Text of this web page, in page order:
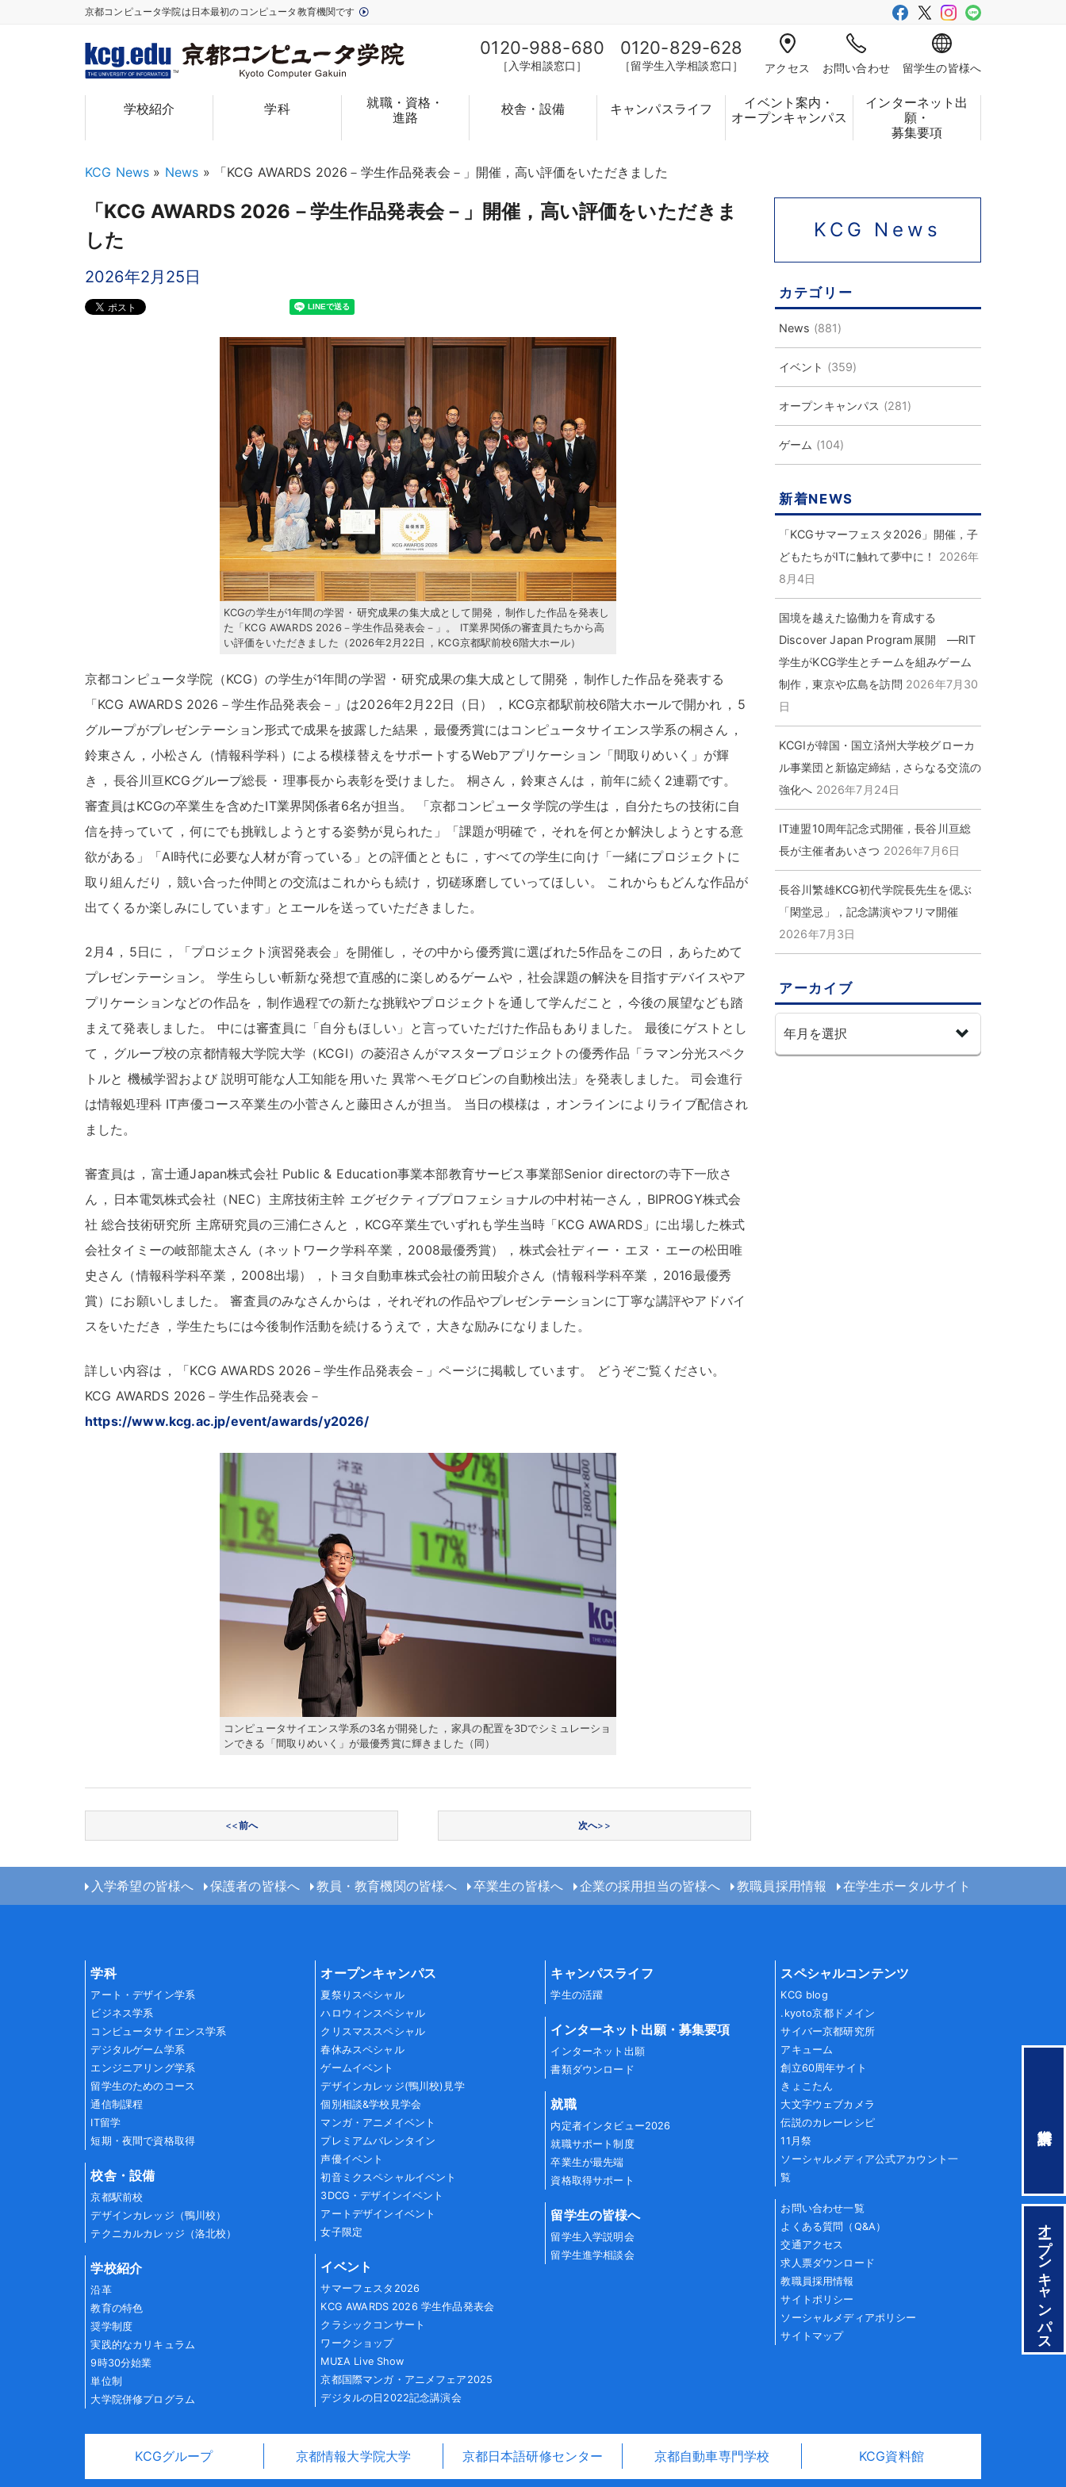
京都コンピュータ学院は日本最初のコンピュータ教育機関です
TM
0120-988-680
［入学相談窓口］
0120-829-628
［留学生入学相談窓口］ アクセス お問い合わせ 留学生の皆様へ
学校紹介 学科
就職・資格・
進路
校舎・設備 キャンパスライフ
イベント案内・
オープンキャンパス
インターネット出
願・
募集要項
KCG News » News » 「KCG AWARDS 2026－学生作品発表会－」開催，高い評価をいただきました
「KCG AWARDS 2026－学生作品発表会－」開催，高い評価をいただきま
した
2026年2月25日
KCGの学生が1年間の学習 ・ 研究成果の集大成として開発 ， 制作した作品を発表し
た「KCG AWARDS 2026－学生作品発表会－」 。
IT業界関係の審査員たちから高
い評価をいただきました（2026年2月22日
， KCG京都駅前校6階大ホール）
京都コンピュータ学院（KCG）の学生が1年間の学習 ・ 研究成果の集大成として開発 ， 制作した作品を発表する
「KCG AWARDS 2026－学生作品発表会－」は2026年2月22日（日）
， KCG京都駅前校6階大ホールで開かれ ， 5
グループがプレゼンテーション形式で成果を披露した結果 ， 最優秀賞にはコンピュータサイエンス学系の桐さん ，
鈴東さん ， 小松さん（情報科学科）による模様替えをサポートするWebアプリケーション「間取りめいく」が輝
き ， 長谷川亘KCGグループ総長 ・ 理事長から表彰を受けました 。 桐さん ， 鈴東さんは ， 前年に続く2連覇です。
審査員はKCGの卒業生を含めたIT業界関係者6名が担当 。 「京都コンピュータ学院の学生は ， 自分たちの技術に自
信を持っていて ， 何にでも挑戦しようとする姿勢が見られた」「課題が明確で ， それを何とか解決しようとする意
欲がある」「AI時代に必要な人材が育っている」との評価とともに ， すべての学生に向け「一緒にプロジェクトに
取り組んだり
， 競い合った仲間との交流はこれからも続け ， 切磋琢磨していってほしい 。
これからもどんな作品が
出てくるか楽しみにしています」とエールを送っていただきました 。
2月4 ， 5日に ， 「プロジェクト演習発表会」を開催し ， その中から優秀賞に選ばれた5作品をこの日 ， あらためて
プレゼンテーション。 学生らしい斬新な発想で直感的に楽しめるゲームや ， 社会課題の解決を目指すデバイスやア
プリケーションなどの作品を ， 制作過程での新たな挑戦やプロジェクトを通して学んだこと ， 今後の展望なども踏
まえて発表しました 。 中には審査員に「自分もほしい」と言っていただけた作品もありました 。
最後にゲストとし
て ， グループ校の京都情報大学院大学（KCGI）の菱沼さんがマスタープロジェクトの優秀作品「ラマン分光スペク
トルと 機械学習および 説明可能な人工知能を用いた 異常ヘモグロビンの自動検出法」を発表しました 。
司会進行
は情報処理科 IT声優コース卒業生の小菅さんと藤田さんが担当 。 当日の模様は ， オンラインによりライブ配信され
ました 。
審査員は ， 富士通Japan株式会社 Public & Education事業本部教育サービス事業部Senior directorの寺下一欣さ
ん ， 日本電気株式会社（NEC）主席技術主幹 エグゼクティブプロフェショナルの中村祐一さん ， BIPROGY株式会
社 総合技術研究所 主席研究員の三浦仁さんと ， KCG卒業生でいずれも学生当時「KCG AWARDS」に出場した株式
会社タイミーの岐部龍太さん（ネットワーク学科卒業 ， 2008最優秀賞） ， 株式会社ディー ・ エヌ ・ エーの松田唯
史さん（情報科学科卒業 ， 2008出場） ， トヨタ自動車株式会社の前田駿介さん（情報科学科卒業 ， 2016最優秀
賞）にお願いしました 。 審査員のみなさんからは ， それぞれの作品やプレゼンテーションに丁寧な講評やアドバイ
スをいただき ， 学生たちには今後制作活動を続けるうえで ， 大きな励みになりました 。
詳しい内容は ， 「KCG AWARDS 2026－学生作品発表会－」ページに掲載しています。 どうぞご覧ください。
KCG AWARDS 2026－学生作品発表会－
https://www.kcg.ac.jp/event/awards/y2026/
コンピュータサイエンス学系の3名が開発した ， 家具の配置を3Dでシミュレーショ
ンできる「間取りめいく」が最優秀賞に輝きました（同）
<<前へ 次へ>>
KCG News
カテゴリー
News (881)
イベント (359)
オープンキャンパス (281)
ゲーム (104)
新着NEWS
「KCGサマーフェスタ2026」開催，子
どもたちがITに触れて夢中に！
2026年
8月4日
国境を越えた協働力を育成する
Discover Japan Program展開 ―RIT
学生がKCG学生とチームを組みゲーム
制作，東京や広島を訪問 2026年7月30
日
KCGIが韓国・国立済州大学校グローカ
ル事業団と新協定締結，さらなる交流の
強化へ 2026年7月24日
IT連盟10周年記念式開催，長谷川亘総
長が主催者あいさつ 2026年7月6日
長谷川繁雄KCG初代学院長先生を偲ぶ
「閑堂忌」，記念講演やフリマ開催
2026年7月3日
アーカイブ
オープンキャンパス
入学希望の皆様へ 保護者の皆様へ 教員・教育機関の皆様へ 卒業生の皆様へ 企業の採用担当の皆様へ 教職員採用情報 在学生ポータルサイト
学科
アート・デザイン学系
ビジネス学系
コンピュータサイエンス学系
デジタルゲーム学系
エンジニアリング学系
留学生のためのコース
通信制課程
IT留学
短期・夜間で資格取得
校舎・設備
京都駅前校
デザインカレッジ（鴨川校）
テクニカルカレッジ（洛北校）
学校紹介
沿革
教育の特色
奨学制度
実践的なカリキュラム
9時30分始業
単位制
大学院併修プログラム
オープンキャンパス
夏祭りスペシャル
ハロウィンスペシャル
クリスマススペシャル
春休みスペシャル
ゲームイベント
デザインカレッジ(鴨川校)見学
個別相談&学校見学会
マンガ・アニメイベント
プレミアムバレンタイン
声優イベント
初音ミクスペシャルイベント
3DCG・デザインイベント
アートデザインイベント
女子限定
イベント
サマーフェスタ2026
KCG AWARDS 2026 学生作品発表会
クラシックコンサート
ワークショップ
MUΣA Live Show
京都国際マンガ・アニメフェア2025
デジタルの日2022記念講演会
キャンパスライフ
学生の活躍
インターネット出願・募集要項
インターネット出願
書類ダウンロード
就職
内定者インタビュー2026
就職サポート制度
卒業生が最先端
資格取得サポート
留学生の皆様へ
留学生入学説明会
留学生進学相談会
スペシャルコンテンツ
KCG blog
.kyoto京都ドメイン
サイバー京都研究所
アキューム
創立60周年サイト
きょこたん
大文字ウェブカメラ
伝説のカレーレシピ
11月祭
ソーシャルメディア公式アカウント一
覧
お問い合わせ一覧
よくある質問（Q&A）
交通アクセス
求人票ダウンロード
教職員採用情報
サイトポリシー
ソーシャルメディアポリシー
サイトマップ
KCGグループ 京都情報大学院大学 京都日本語研修センター 京都自動車専門学校 KCG資料館